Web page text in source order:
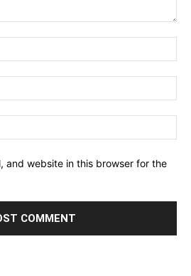
and website in this browser for the